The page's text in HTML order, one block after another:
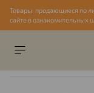
Товары, продающиеся по
сайте в ознакомительных